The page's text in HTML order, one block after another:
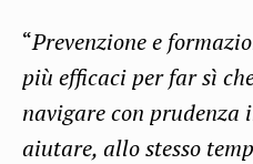
“Prevenzione e
più efficaci per far sì
navigare con prudenza
aiutare, allo stesso